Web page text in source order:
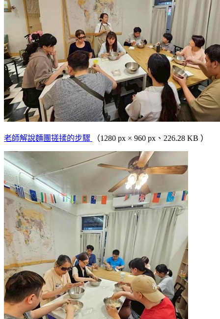
老師解說麵團搓揉的步驟 （1280 px × 960 px、226.28 KB ）